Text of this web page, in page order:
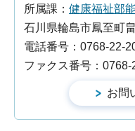
所属課： 健康福祉部
石川県輪島市鳳至町
電話番号：0768-22-
ファクス番号：0768-